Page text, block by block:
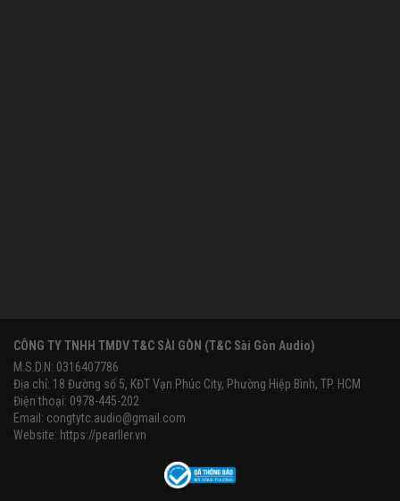
CÔNG TY TNHH TMDV T&C SÀI GÒN (T&C Sài Gòn Audio)
M.S.D.N: 0316407786
Địa chỉ: 18 Đường số 5, KĐT Vạn Phúc City, Phường Hiệp Bình, TP. HCM
Điện thoại: 0978-445-202
Email: congtytc.audio@gmail.com
Website: https://pearller.vn